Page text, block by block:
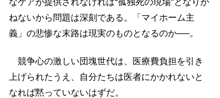
ねないから問題は深刻である。「マイホーム主
義」の悲惨な末路は現実のものとなるのか──。
競争心の激しい団塊世代は、医療費負担を引き
上げられたうえ、自分たちは医者にかかれないと
なれば黙っていないはずだ。